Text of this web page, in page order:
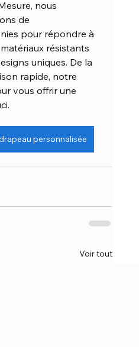
nous
de
pour répondre à
résistants
uniques. De la
rapide, notre
vous offrir une
personnalisée
Voir tout